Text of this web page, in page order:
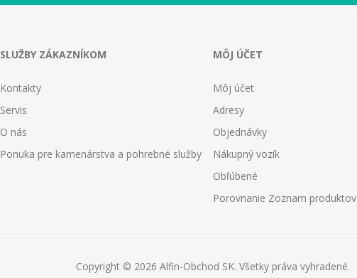
SLUŽBY ZÁKAZNÍKOM
Kontakty
Servis
O nás
Ponuka pre kamenárstva a pohrebné služby
MÔJ ÚČET
Môj účet
Adresy
Objednávky
Nákupný vozík
Obľúbené
Porovnanie Zoznam produktov
Copyright © 2026 Alfin-Obchod SK. Všetky práva vyhradené.